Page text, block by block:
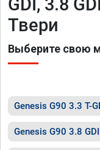
GDI, 3.8
Твери
Выберите свою
Genesis G90 3.3 T-
Genesis G90 3.8